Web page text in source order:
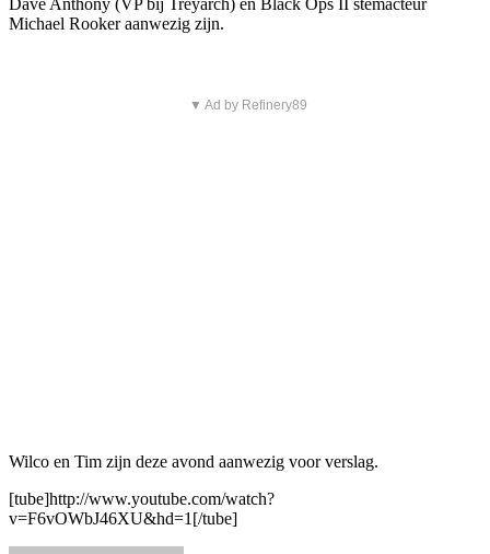
Dave Anthony (VP bij Treyarch) en Black Ops II stemacteur
Michael Rooker aanwezig zijn.
▼ Ad by Refinery89
Wilco en Tim zijn deze avond aanwezig voor verslag.
[tube]http://www.youtube.com/watch?
v=F6vOWbJ46XU&hd=1[/tube]